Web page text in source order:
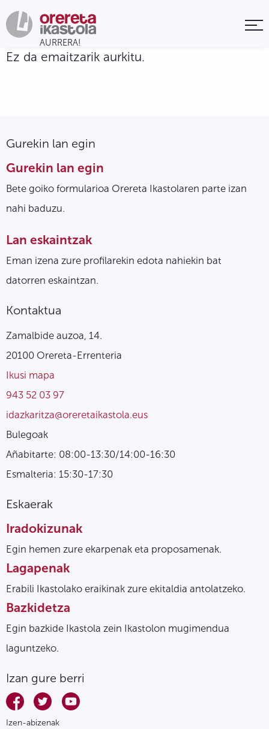
Ez da emaitzarik aurkitu.
Gurekin lan egin
Gurekin lan egin
Bete goiko formularioa Orereta Ikastolaren parte izan
nahi baduzu.
Lan eskaintzak
Eman izena zure profilarekin edota nahiekin bat
datorren eskaintzan.
Kontaktua
Zamalbide auzoa, 14.
20100 Orereta-Errenteria
Ikusi mapa
943 52 03 97
idazkaritza@oreretaikastola.eus
Bulegoak
Añabitarte: 08:00-13:30/14:00-16:30
Esmalteria: 15:30-17:30
Eskaerak
Iradokizunak
Egin hemen zure ekarpenak eta proposamenak.
Lagapenak
Erabili Ikastolako eraikinak zure ekitaldia antolatzeko.
Bazkidetza
Egin bazkide Ikastola zein Ikastolon mugimendua
laguntzeko.
Izan gure berri
Izen-abizenak